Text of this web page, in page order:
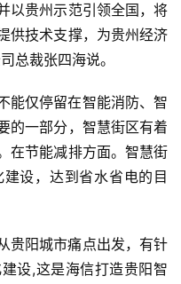
以贵州示范引领全国，将
供技术支撑，为贵州经济
总裁张四海说。
能仅停留在智能消防、智
的一部分，智慧街区有着
在节能减排方面。智慧街
设，达到省水省电的目
贵阳城市痛点出发，有针
设,这是海信打造贵阳智